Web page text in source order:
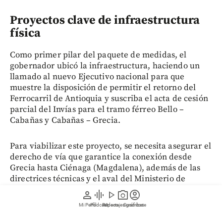
person
Mi Perfil
graphic_eq
Pódcast
play_arrow
Videos
photo_camera
Reportajes gráficos
account_circle
Suscríbete
Proyectos clave de infraestructura
física
Como primer pilar del paquete de medidas, el
gobernador ubicó la infraestructura, haciendo un
llamado al nuevo Ejecutivo nacional para que
muestre la disposición de permitir el retorno del
Ferrocarril de Antioquia y suscriba el acta de cesión
parcial del Invías para el tramo férreo Bello –
Cabañas y Cabañas – Grecia.
Para viabilizar este proyecto, se necesita asegurar el
derecho de vía que garantice la conexión desde
Grecia hasta Ciénaga (Magdalena), además de las
directrices técnicas y el aval del Ministerio de
Cultura para ejecutar la rehabilitación ferroviaria
del Túnel de la Quiebra.